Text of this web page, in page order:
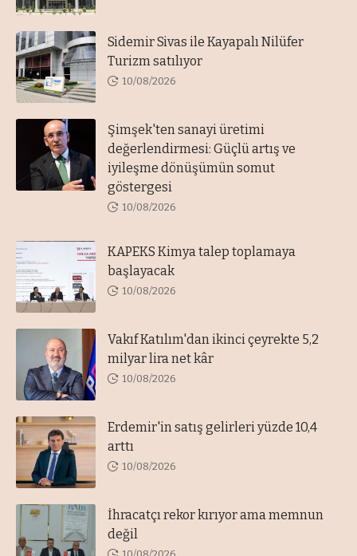
Sidemir Sivas ile Kayapalı Nilüfer
Turizm satılıyor
10/08/2026
Şimşek'ten sanayi üretimi
değerlendirmesi: Güçlü artış ve
iyileşme dönüşümün somut
göstergesi
10/08/2026
KAPEKS Kimya talep toplamaya
başlayacak
10/08/2026
Vakıf Katılım'dan ikinci çeyrekte 5,2
milyar lira net kâr
10/08/2026
Erdemir'in satış gelirleri yüzde 10,4
arttı
10/08/2026
İhracatçı rekor kırıyor ama memnun
değil